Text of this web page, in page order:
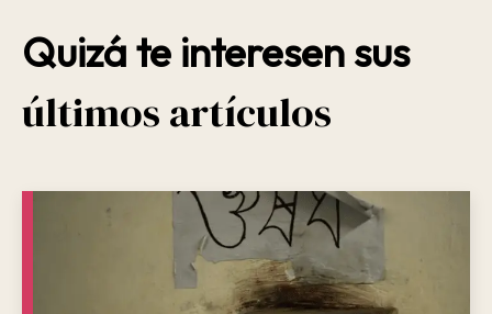
Quizá te interesen sus
últimos artículos